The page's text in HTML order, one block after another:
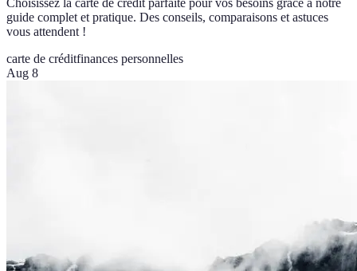
Choisissez la carte de crédit parfaite pour vos besoins grâce à notre
guide complet et pratique. Des conseils, comparaisons et astuces
vous attendent !
carte de créditfinances personnelles
Aug 8